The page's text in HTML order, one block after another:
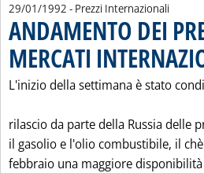
29/01/1992 - Prezzi Internazionali
ANDAMENTO DEI
MERCATI
L'inizio della settimana è stato
rilascio da parte della Russia delle
il gasolio e l'olio combustibile, il
febbraio una maggiore